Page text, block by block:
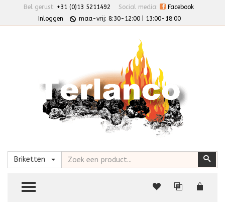
Bel gerust: +31 (0)13 5211492 Social media:
Facebook
Inloggen
maa-vrij: 8:30-12:00 | 13:00-18:00
Briketten Zoeken
TOGGLE MENU